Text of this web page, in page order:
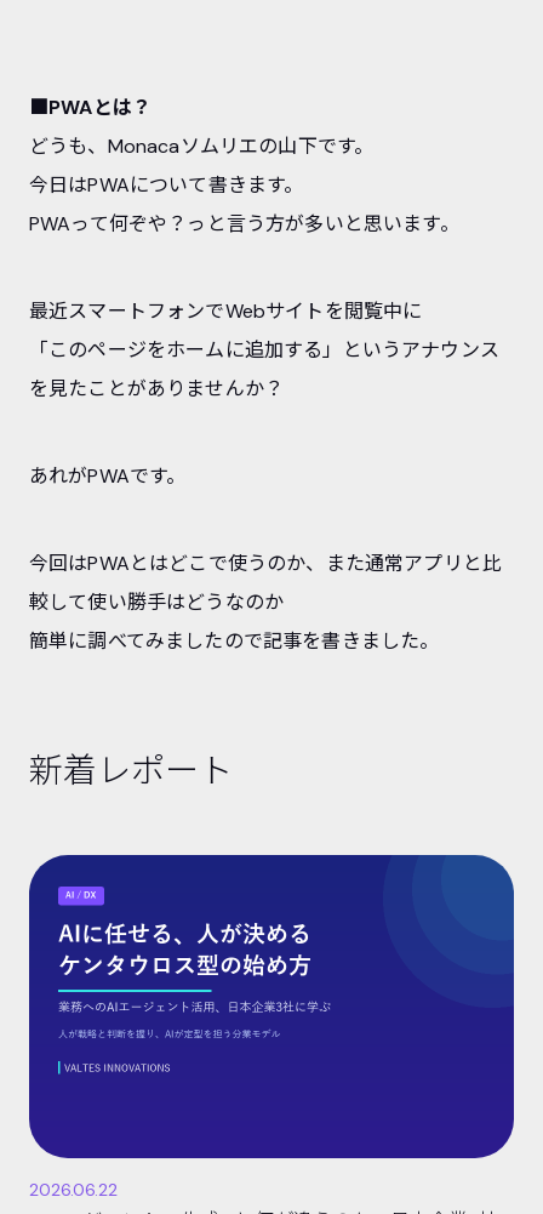
■PWAとは？
どうも、Monacaソムリエの山下です。
今日はPWAについて書きます。
PWAって何ぞや？っと言う方が多いと思います。
最近スマートフォンでWebサイトを閲覧中に
「このページをホームに追加する」というアナウンス
を見たことがありませんか？
あれがPWAです。
今回はPWAとはどこで使うのか、また通常アプリと比
較して使い勝手はどうなのか
簡単に調べてみましたので記事を書きました。
新着レポート
2026.06.22